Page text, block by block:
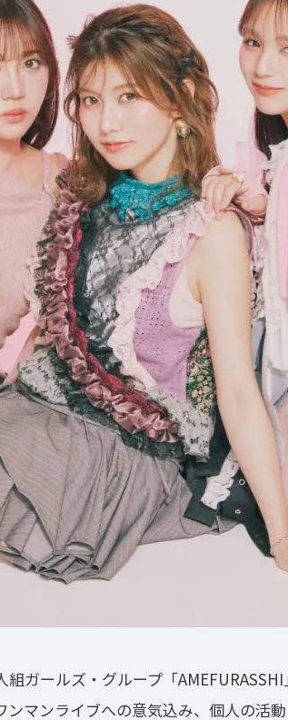
ガールズ・グループ「
マンライブへの意気込み、個人の活動